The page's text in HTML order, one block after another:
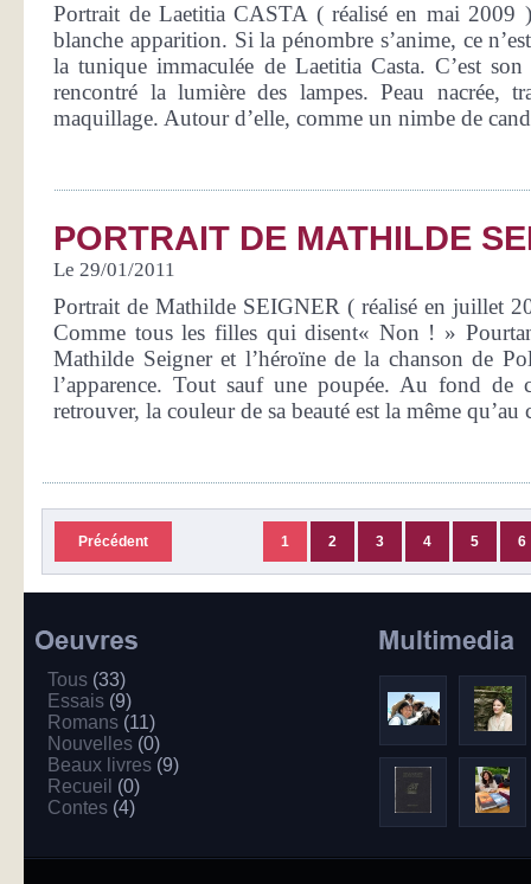
Portrait de Laetitia CASTA ( réalisé en mai 2009
blanche apparition. Si la pénombre s’anime, ce
la tunique immaculée de Laetitia Casta. C’est
rencontré la lumière des lampes. Peau nacrée,
maquillage. Autour d’elle, comme un nimbe de
PORTRAIT DE MATHILDE
Le 29/01/2011
Portrait de Mathilde SEIGNER ( réalisé en juillet
Comme tous les filles qui disent« Non ! »
Mathilde Seigner et l’héroïne de la chanson de
l’apparence. Tout sauf une poupée. Au fond
retrouver, la couleur de sa beauté est la même
Précédent 1 2 3 4 5 6
Tous (33)
Essais (9)
Romans (11)
Nouvelles (0)
Beaux livres (9)
Recueil (0)
Contes (4)